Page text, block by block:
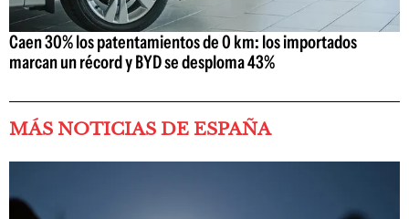
Caen 30% los patentamientos de 0 km: los importados
marcan un récord y BYD se desploma 43%
MÁS NOTICIAS DE ESPAÑA